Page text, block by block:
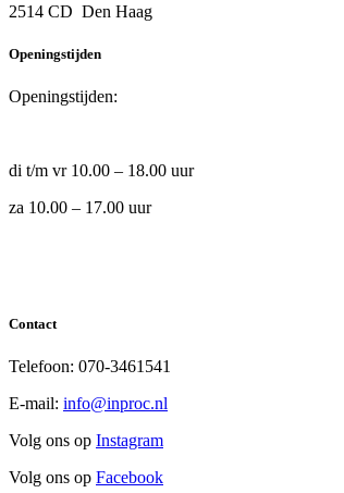
2514 CD Den Haag
Openingstijden
Openingstijden:
di t/m vr 10.00 – 18.00 uur
za 10.00 – 17.00 uur
Contact
Telefoon: 070-3461541
E-mail: info@inproc.nl
Volg ons op Instagram
Volg ons op Facebook